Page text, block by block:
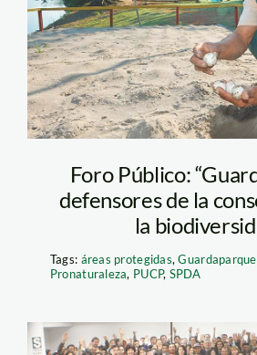
en-payaca-
Foro Público:
defensores de la
la
Tags: áreas protegidas,
Pronaturaleza, PUCP, SPDA